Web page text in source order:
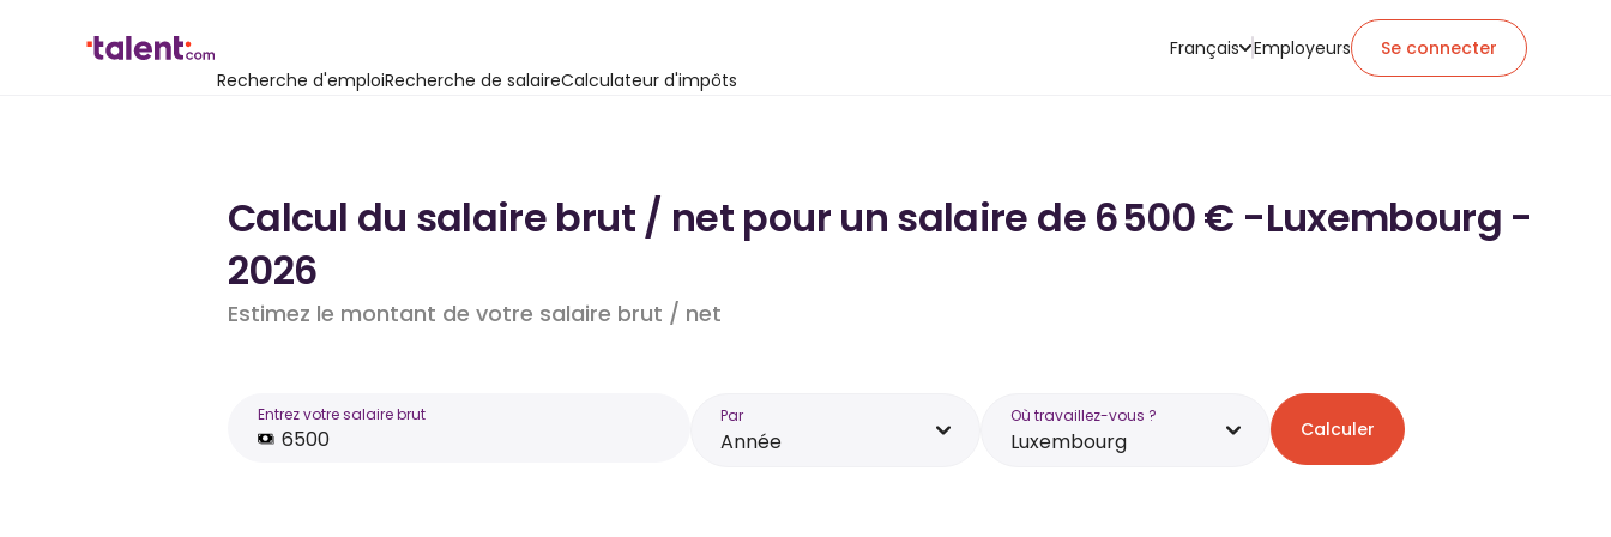
Recherche d'emploiRecherche de salaireCalculateur d'impôts
Français Employeurs Se connecter
Calcul du salaire brut / net pour un salaire de 6 500 € -Luxembourg -
2026
Estimez le montant de votre salaire brut / net
Entrez votre salaire brut Par
Année
Où travaillez-vous ?
Luxembourg Calculer